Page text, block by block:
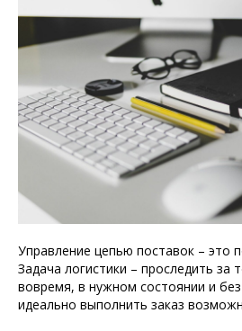
Управление цепью поставок – это
Задача логистики – проследить за
вовремя, в нужном состоянии и
идеально выполнить заказ